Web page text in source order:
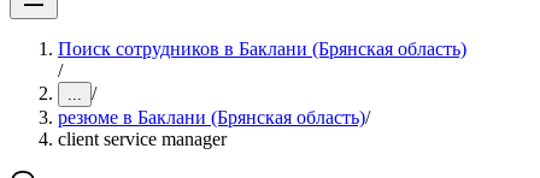
Поиск сотрудников в Баклани (Брянская область)
/
... /
резюме в Баклани (Брянская область)/
client service manager